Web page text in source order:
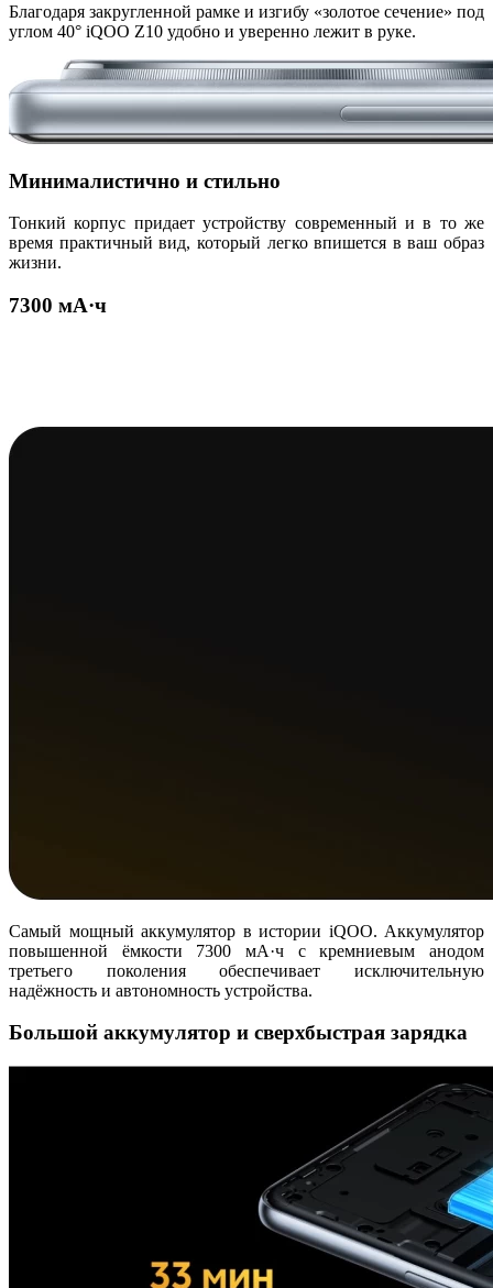
Благодаря закругленной рамке и изгибу «золотое сечение» под
углом 40° iQOO Z10 удобно и уверенно лежит в руке.
Минималистично и стильно
Тонкий корпус придает устройству современный и в то же
время практичный вид, который легко впишется в ваш образ
жизни.
7300 мА·ч
Самый мощный аккумулятор в истории iQOO. Аккумулятор
повышенной ёмкости 7300 мА·ч с кремниевым анодом
третьего поколения обеспечивает исключительную
надёжность и автономность устройства.
Большой аккумулятор и сверхбыстрая зарядка